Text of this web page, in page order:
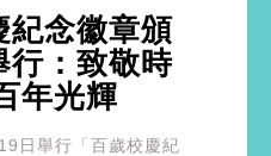
紀念徽章頒
行：致敬時
年光輝
日舉行「百歲校慶紀